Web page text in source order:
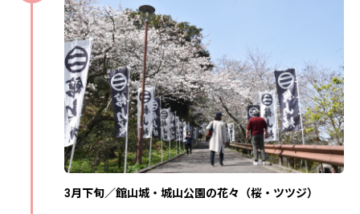
3月下旬／館山城・城山公園の花々（桜・ツツジ）